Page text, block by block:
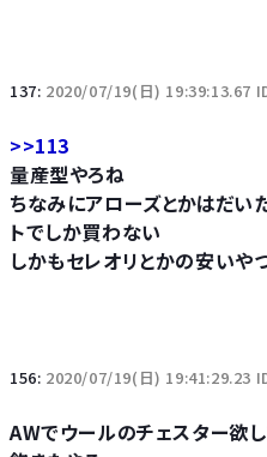
137: 2020/07/19(日) 19:39:13.67
>>113
量産型やろね
ちなみにアローズとかはだい
トでしか買わない
しかもセレオリとかの安いや
156: 2020/07/19(日) 19:41:29.23
AWでウールのチェスター欲